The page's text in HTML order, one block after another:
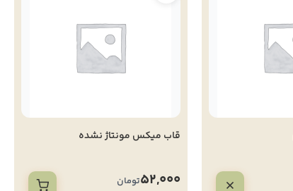
قاب میکس مونتاژ نشده
52,000تومان